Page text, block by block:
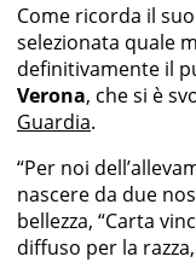
Come ricorda il
selezionata quale
definitivamente il
Verona, che si è
Guardia.
“Per noi
nascere da due
bellezza, “Carta
diffuso per la